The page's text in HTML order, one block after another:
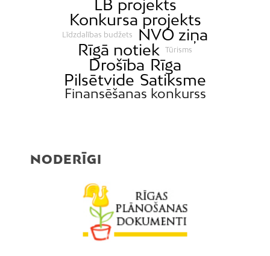
LB projekts
Konkursa projekts
Līdzdalības budžets
NVO ziņa
Rīgā notiek
Tūrisms
Drošība Rīga
Pilsētvide Satiksme
Finansēšanas konkurss
NODERĪGI